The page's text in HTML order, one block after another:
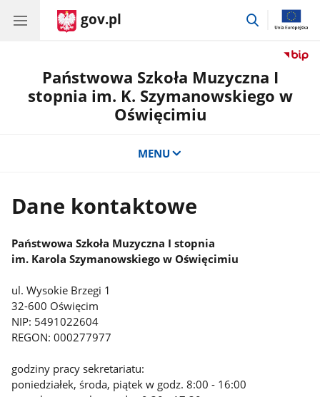
gov.pl
przejdź
Państwowa Szkoła Muzyczna I
stopnia im. K. Szymanowskiego w
Oświęcimiu
MENU
Dane kontaktowe
Państwowa Szkoła Muzyczna I stopnia
im. Karola Szymanowskiego w Oświęcimiu
ul. Wysokie Brzegi 1
32-600 Oświęcim
NIP: 5491022604
REGON: 000277977
godziny pracy sekretariatu:
poniedziałek, środa, piątek w godz. 8:00 - 16:00